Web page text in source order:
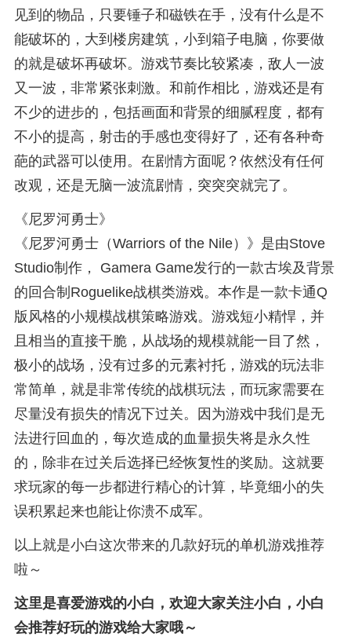
见到的物品，只要锤子和磁铁在手，没有什么是不
能破坏的，大到楼房建筑，小到箱子电脑，你要做
的就是破坏再破坏。游戏节奏比较紧凑，敌人一波
又一波，非常紧张刺激。和前作相比，游戏还是有
不少的进步的，包括画面和背景的细腻程度，都有
不小的提高，射击的手感也变得好了，还有各种奇
葩的武器可以使用。在剧情方面呢？依然没有任何
改观，还是无脑一波流剧情，突突突就完了。
《尼罗河勇士》
《尼罗河勇士（Warriors of the Nile）》是由Stove
Studio制作， Gamera Game发行的一款古埃及背景
的回合制Roguelike战棋类游戏。本作是一款卡通Q
版风格的小规模战棋策略游戏。游戏短小精悍，并
且相当的直接干脆，从战场的规模就能一目了然，
极小的战场，没有过多的元素衬托，游戏的玩法非
常简单，就是非常传统的战棋玩法，而玩家需要在
尽量没有损失的情况下过关。因为游戏中我们是无
法进行回血的，每次造成的血量损失将是永久性
的，除非在过关后选择已经恢复性的奖励。这就要
求玩家的每一步都进行精心的计算，毕竟细小的失
误积累起来也能让你溃不成军。
以上就是小白这次带来的几款好玩的单机游戏推荐
啦～
这里是喜爱游戏的小白，欢迎大家关注小白，小白
会推荐好玩的游戏给大家哦～